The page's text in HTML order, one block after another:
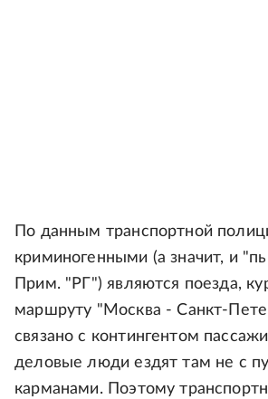
По данным транспортной
криминогенными (а значит, и
Прим. "РГ") являются поезда,
маршруту "Москва - Санкт-
связано с контингентом
деловые люди ездят там не с
карманами. Поэтому